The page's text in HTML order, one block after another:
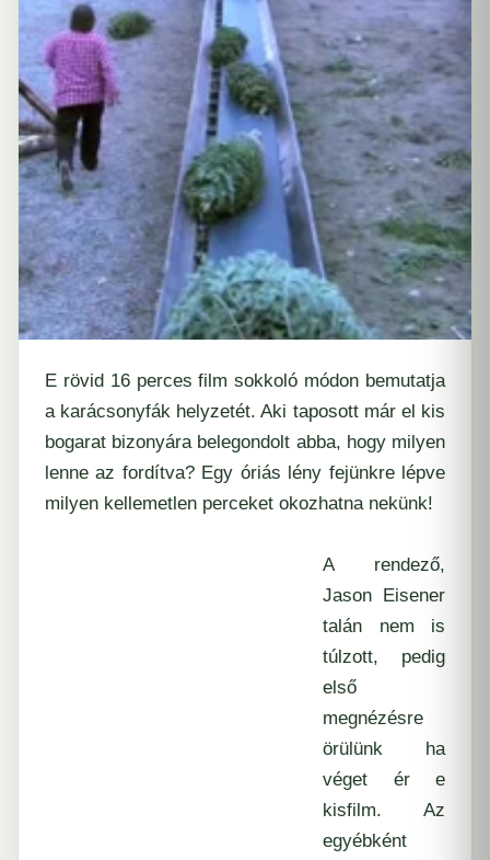
E rövid 16 perces film sokkoló módon bemutatja
a karácsonyfák helyzetét. Aki taposott már el kis
bogarat bizonyára belegondolt abba, hogy milyen
lenne az fordítva? Egy óriás lény fejünkre lépve
milyen kellemetlen perceket okozhatna nekünk!
A rendező,
Jason Eisener
talán nem is
túlzott, pedig
első
megnézésre
örülünk ha
véget ér e
kisfilm. Az
egyébként